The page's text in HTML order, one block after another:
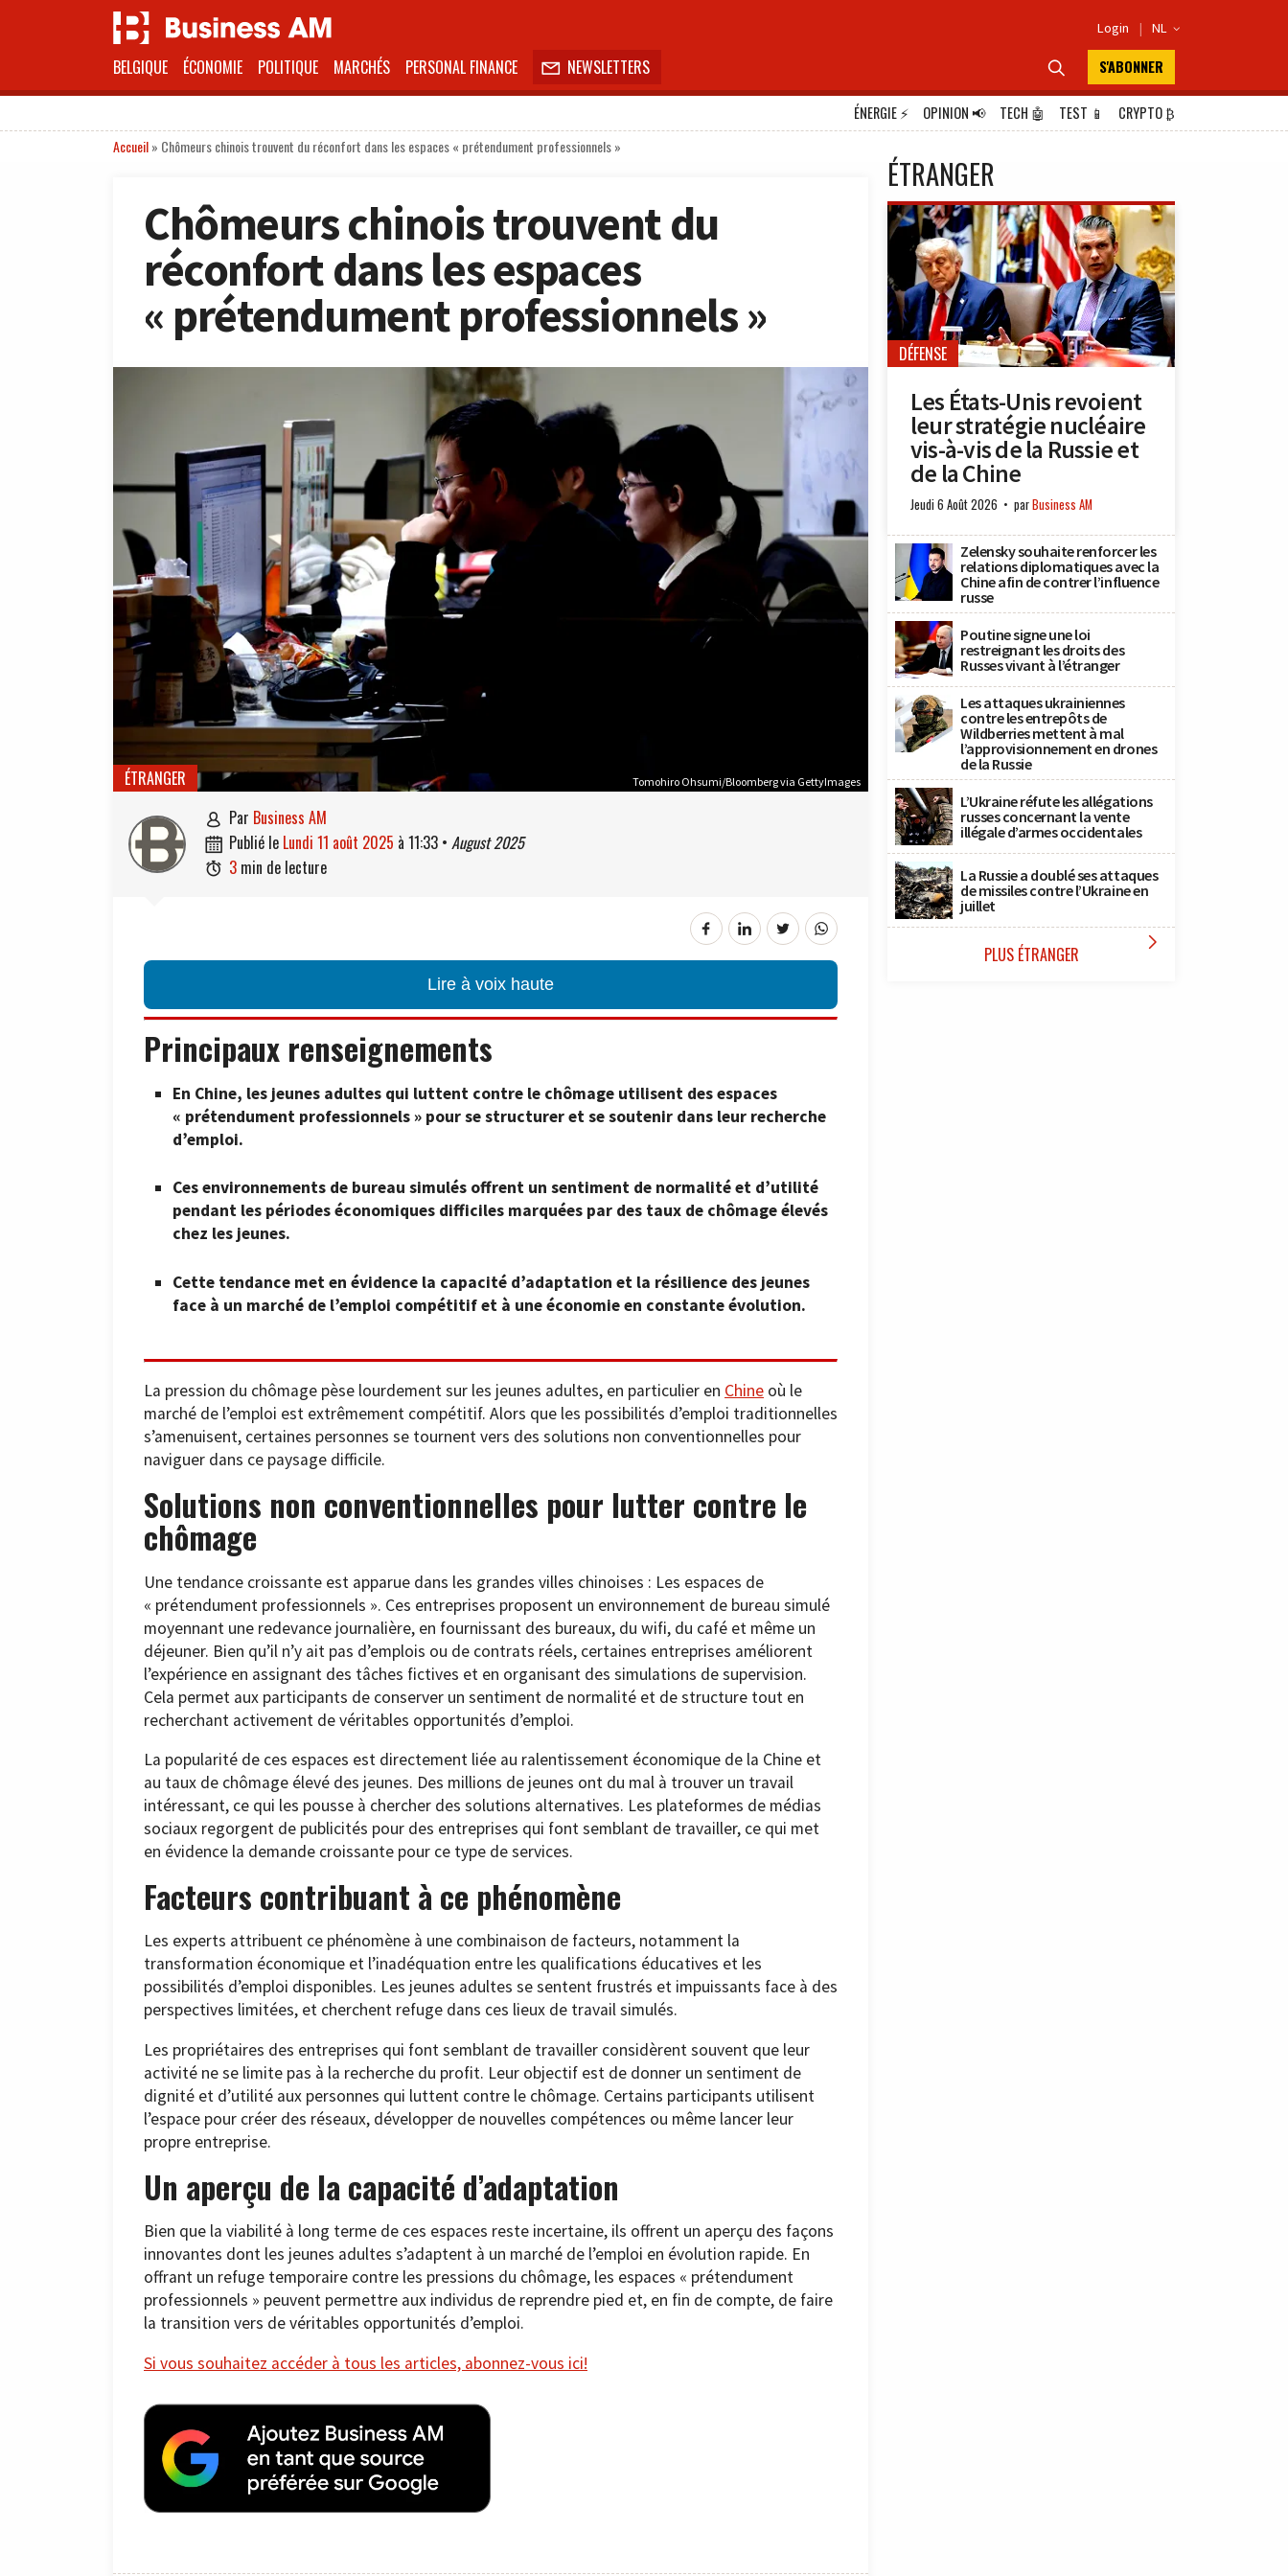
Login | NL 
BELGIQUE ÉCONOMIE POLITIQUE MARCHÉS PERSONAL FINANCE  NEWSLETTERS  S'ABONNER
ÉNERGIE⚡ OPINION📢 TECH 🤖 TEST 📱 CRYPTO₿
Accueil» Chômeurs chinois trouvent du réconfort dans les espaces « prétendument professionnels »
Chômeurs chinois trouvent du
réconfort dans les espaces
« prétendument professionnels »
Tomohiro Ohsumi/Bloomberg via GettyImages
ÉTRANGER
 par Business AM
 publié le lundi 11 août 2025 à 11:33 • August 2025
 3 min de lecture
Lire à voix haute
Principaux renseignements
En Chine, les jeunes adultes qui luttent contre le chômage utilisent des espaces
« prétendument professionnels » pour se structurer et se soutenir dans leur recherche
d’emploi.
Ces environnements de bureau simulés offrent un sentiment de normalité et d’utilité
pendant les périodes économiques difficiles marquées par des taux de chômage élevés
chez les jeunes.
Cette tendance met en évidence la capacité d’adaptation et la résilience des jeunes
face à un marché de l’emploi compétitif et à une économie en constante évolution.
La pression du chômage pèse lourdement sur les jeunes adultes, en particulier en Chine où le
marché de l’emploi est extrêmement compétitif. Alors que les possibilités d’emploi traditionnelles
s’amenuisent, certaines personnes se tournent vers des solutions non conventionnelles pour
naviguer dans ce paysage difficile.
Solutions non conventionnelles pour lutter contre le
chômage
Une tendance croissante est apparue dans les grandes villes chinoises : Les espaces de
« prétendument professionnels ». Ces entreprises proposent un environnement de bureau simulé
moyennant une redevance journalière, en fournissant des bureaux, du wifi, du café et même un
déjeuner. Bien qu’il n’y ait pas d’emplois ou de contrats réels, certaines entreprises améliorent
l’expérience en assignant des tâches fictives et en organisant des simulations de supervision.
Cela permet aux participants de conserver un sentiment de normalité et de structure tout en
recherchant activement de véritables opportunités d’emploi.
La popularité de ces espaces est directement liée au ralentissement économique de la Chine et
au taux de chômage élevé des jeunes. Des millions de jeunes ont du mal à trouver un travail
intéressant, ce qui les pousse à chercher des solutions alternatives. Les plateformes de médias
sociaux regorgent de publicités pour des entreprises qui font semblant de travailler, ce qui met
en évidence la demande croissante pour ce type de services.
Facteurs contribuant à ce phénomène
Les experts attribuent ce phénomène à une combinaison de facteurs, notamment la
transformation économique et l’inadéquation entre les qualifications éducatives et les
possibilités d’emploi disponibles. Les jeunes adultes se sentent frustrés et impuissants face à des
perspectives limitées, et cherchent refuge dans ces lieux de travail simulés.
Les propriétaires des entreprises qui font semblant de travailler considèrent souvent que leur
activité ne se limite pas à la recherche du profit. Leur objectif est de donner un sentiment de
dignité et d’utilité aux personnes qui luttent contre le chômage. Certains participants utilisent
l’espace pour créer des réseaux, développer de nouvelles compétences ou même lancer leur
propre entreprise.
Un aperçu de la capacité d’adaptation
Bien que la viabilité à long terme de ces espaces reste incertaine, ils offrent un aperçu des façons
innovantes dont les jeunes adultes s’adaptent à un marché de l’emploi en évolution rapide. En
offrant un refuge temporaire contre les pressions du chômage, les espaces « prétendument
professionnels » peuvent permettre aux individus de reprendre pied et, en fin de compte, de faire
la transition vers de véritables opportunités d’emploi.
Si vous souhaitez accéder à tous les articles, abonnez-vous ici!
ÉTRANGER
DÉFENSE
Les États-Unis revoient
leur stratégie nucléaire
vis-à-vis de la Russie et
de la Chine
Jeudi 6 Août 2026 parBusiness AM
Zelensky souhaite renforcer les
relations diplomatiques avec la
Chine afin de contrer l’influence
russe
Poutine signe une loi
restreignant les droits des
Russes vivant à l’étranger
Les attaques ukrainiennes
contre les entrepôts de
Wildberries mettent à mal
l’approvisionnement en drones
de la Russie
L’Ukraine réfute les allégations
russes concernant la vente
illégale d’armes occidentales
La Russie a doublé ses attaques
de missiles contre l’Ukraine en
juillet
PLUS ÉTRANGER 